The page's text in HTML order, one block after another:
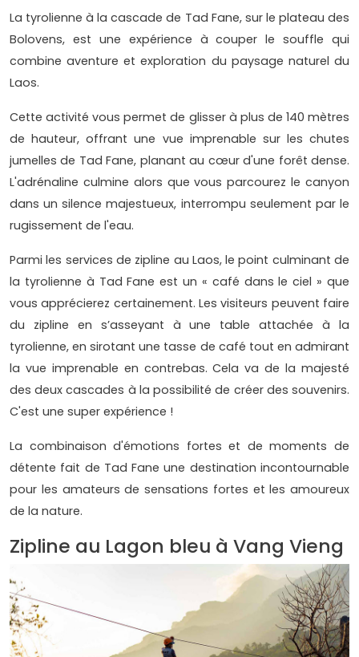
La tyrolienne à la cascade de Tad Fane, sur le plateau des
Bolovens, est une expérience à couper le souffle qui
combine aventure et exploration du paysage naturel du
Laos.
Cette activité vous permet de glisser à plus de 140 mètres
de hauteur, offrant une vue imprenable sur les chutes
jumelles de Tad Fane, planant au cœur d'une forêt dense.
L'adrénaline culmine alors que vous parcourez le canyon
dans un silence majestueux, interrompu seulement par le
rugissement de l'eau.
Parmi les services de zipline au Laos, le point culminant de
la tyrolienne à Tad Fane est un « café dans le ciel » que
vous apprécierez certainement. Les visiteurs peuvent faire
du zipline en s’asseyant à une table attachée à la
tyrolienne, en sirotant une tasse de café tout en admirant
la vue imprenable en contrebas. Cela va de la majesté
des deux cascades à la possibilité de créer des souvenirs.
C'est une super expérience !
La combinaison d'émotions fortes et de moments de
détente fait de Tad Fane une destination incontournable
pour les amateurs de sensations fortes et les amoureux
de la nature.
Zipline au Lagon bleu à Vang Vieng